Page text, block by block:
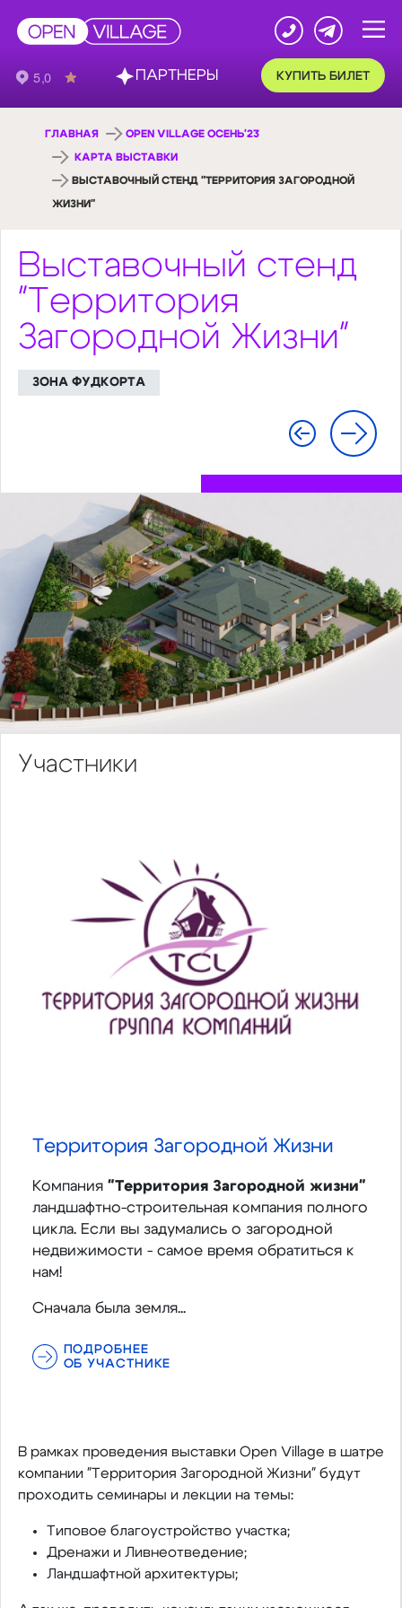
КУПИТЬ БИЛЕТ
ГЛАВНАЯ OPEN VILLAGE ОСЕНЬ'23
КАРТА ВЫСТАВКИ
ВЫСТАВОЧНЫЙ СТЕНД "ТЕРРИТОРИЯ ЗАГОРОДНОЙ
ЖИЗНИ"
Выставочный стенд
"Территория
Загородной Жизни"
ЗОНА ФУДКОРТА
Участники
Территория Загородной Жизни
Компания "Территория Загородной жизни"
ландшафтно-строительная компания полного
цикла. Если вы задумались о загородной
недвижимости - самое время обратиться к
нам!
Сначала была земля...
ПОДРОБНЕЕ
ОБ УЧАСТНИКЕ
В рамках проведения выставки Open Village в шатре
компании "Территория Загородной Жизни" будут
проходить семинары и лекции на темы:
Типовое благоустройство участка;
Дренажи и Ливнеотведение;
Ландшафтной архитектуры;